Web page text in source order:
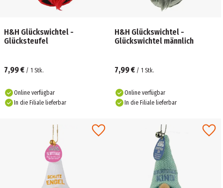
H&H Glückswichtel -
Glücksteufel
7,99 € / 1 Stk.
Online verfügbar
In die Filiale lieferbar
H&H Glückswichtel -
Glückswichtel männlich
7,99 € / 1 Stk.
Online verfügbar
In die Filiale lieferbar